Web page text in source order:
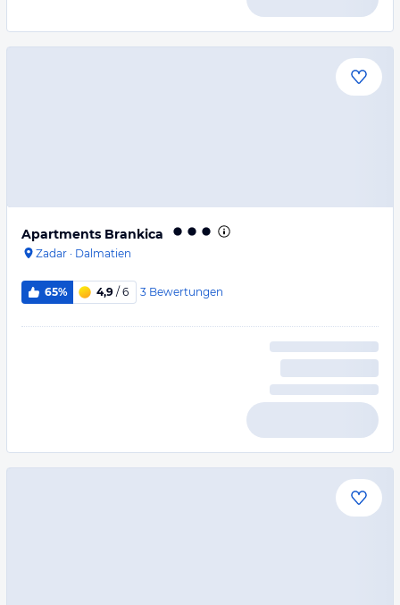
Apartments Brankica
Zadar · Dalmatien
65% 4,9 / 6 3 Bewertungen